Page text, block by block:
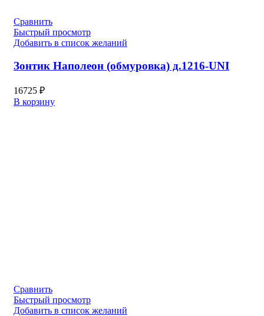
Сравнить
Быстрый просмотр
Добавить в список желаний
Зонтик Наполеон (обмуровка) д.1216-UNI
16725 ₽
В корзину
Сравнить
Быстрый просмотр
Добавить в список желаний